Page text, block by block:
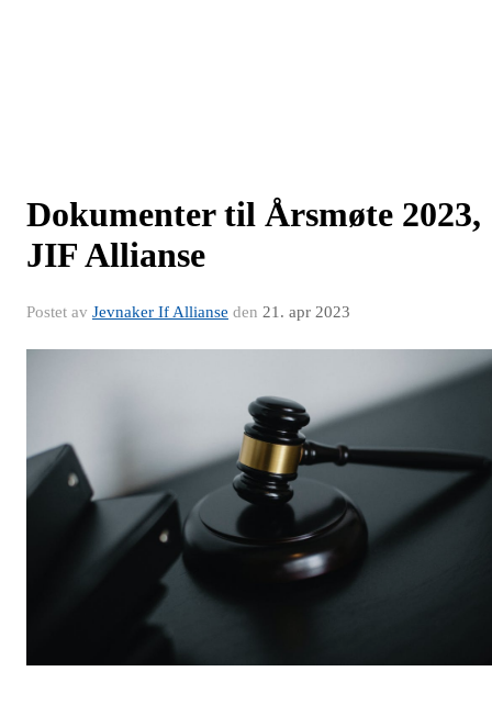
Dokumenter til Årsmøte 2023,
JIF Allianse
Postet av Jevnaker If Allianse den 21. apr 2023